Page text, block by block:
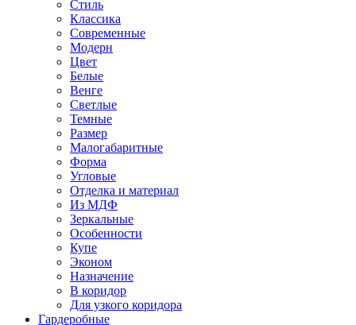
Стиль
Классика
Современные
Модерн
Цвет
Белые
Венге
Светлые
Темные
Размер
Малогабаритные
Форма
Угловые
Отделка и материал
Из МДФ
Зеркальные
Особенности
Купе
Эконом
Назначение
В коридор
Для узкого коридора
Гардеробные